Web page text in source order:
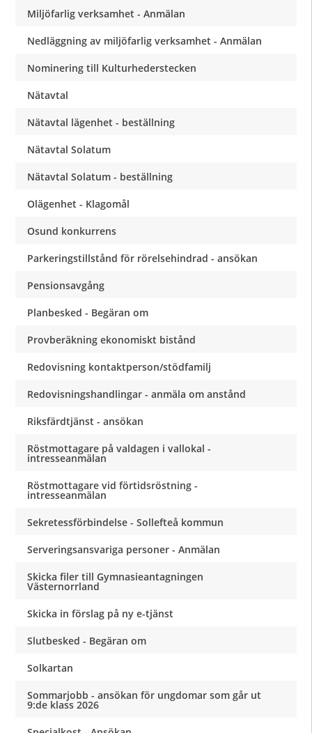
Miljöfarlig verksamhet - Anmälan
Nedläggning av miljöfarlig verksamhet - Anmälan
Nominering till Kulturhederstecken
Nätavtal
Nätavtal lägenhet - beställning
Nätavtal Solatum
Nätavtal Solatum - beställning
Olägenhet - Klagomål
Osund konkurrens
Parkeringstillstånd för rörelsehindrad - ansökan
Pensionsavgång
Planbesked - Begäran om
Provberäkning ekonomiskt bistånd
Redovisning kontaktperson/stödfamilj
Redovisningshandlingar - anmäla om anstånd
Riksfärdtjänst - ansökan
Röstmottagare på valdagen i vallokal -
intresseanmälan
Röstmottagare vid förtidsröstning -
intresseanmälan
Sekretessförbindelse - Sollefteå kommun
Serveringsansvariga personer - Anmälan
Skicka filer till Gymnasieantagningen
Västernorrland
Skicka in förslag på ny e-tjänst
Slutbesked - Begäran om
Solkartan
Sommarjobb - ansökan för ungdomar som går ut
9:de klass 2026